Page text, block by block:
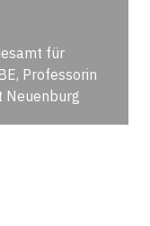
für
Professorin
Neuenburg